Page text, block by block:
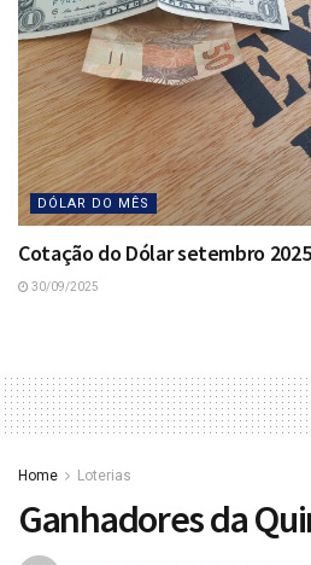
DÓLAR DO MÊS
Cotação do Dólar setembro 2025
30/09/2025
Home Loterias
Ganhadores da